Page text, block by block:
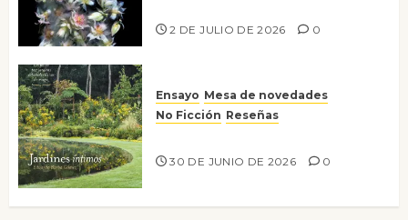
2 DE JULIO DE 2026 0
Ensayo Mesa de novedades
No Ficción Reseñas
30 DE JUNIO DE 2026 0